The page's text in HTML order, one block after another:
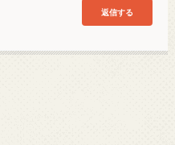
返信する